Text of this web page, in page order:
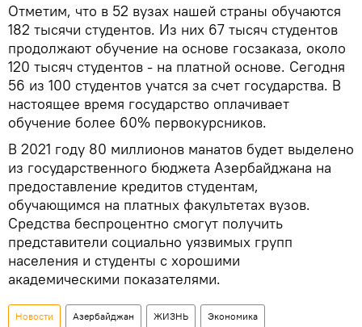
Отметим, что в 52 вузах нашей страны обучаются
182 тысячи студентов. Из них 67 тысяч студентов
продолжают обучение на основе госзаказа, около
120 тысяч студентов - на платной основе. Сегодня
56 из 100 студентов учатся за счет государства. В
настоящее время государство оплачивает
обучение более 60% первокурсников.
В 2021 году 80 миллионов манатов будет выделено
из государственного бюджета Азербайджана на
предоставление кредитов студентам,
обучающимся на платных факультетах вузов.
Средства беспроцентно смогут получить
представители социально уязвимых групп
населения и студенты с хорошими
академическими показателями.
Новости Азербайджан ЖИЗНЬ Экономика